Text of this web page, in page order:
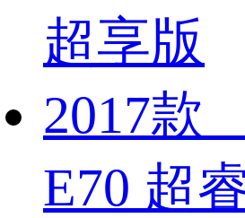
超享版
2017款
E70 超